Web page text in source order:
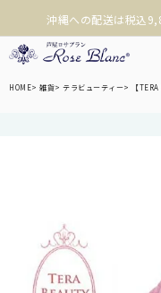
【まとめ買い
お問い合わせ
HOME 雑貨 テラビューティー 【
❮